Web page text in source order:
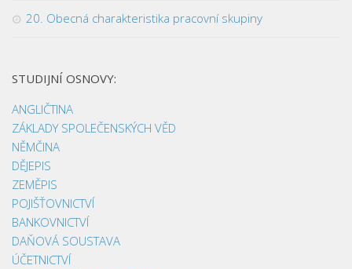
20. Obecná charakteristika pracovní skupiny
STUDIJNÍ OSNOVY:
ANGLIČTINA
ZÁKLADY SPOLEČENSKÝCH VĚD
NĚMČINA
DĚJEPIS
ZEMĚPIS
POJIŠŤOVNICTVÍ
BANKOVNICTVÍ
DAŇOVÁ SOUSTAVA
ÚČETNICTVÍ